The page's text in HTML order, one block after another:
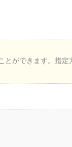
とができます。指定